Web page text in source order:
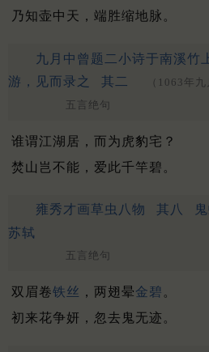
乃知壶中天，端胜缩地脉。
九月中曾题二小诗于南溪竹
游，见而录之
其二 （1063年九
五言绝句
谁谓江湖居，而为虎豹宅？
焚山岂不能，爱此千竿碧。
雍秀才画草虫八物 其八
苏轼
五言绝句
双眉卷铁丝 ，两翅晕金碧 。
初来花争妍，忽去鬼无迹。